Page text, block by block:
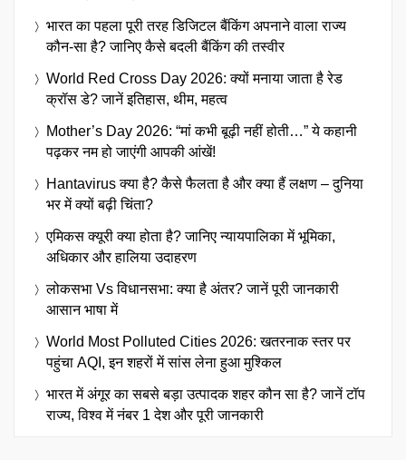
भारत का पहला पूरी तरह डिजिटल बैंकिंग अपनाने वाला राज्य
कौन-सा है? जानिए कैसे बदली बैंकिंग की तस्वीर
World Red Cross Day 2026: क्यों मनाया जाता है रेड
क्रॉस डे? जानें इतिहास, थीम, महत्व
Mother’s Day 2026: “मां कभी बूढ़ी नहीं होती…” ये कहानी
पढ़कर नम हो जाएंगी आपकी आंखें!
Hantavirus क्या है? कैसे फैलता है और क्या हैं लक्षण – दुनिया
भर में क्यों बढ़ी चिंता?
एमिकस क्यूरी क्या होता है? जानिए न्यायपालिका में भूमिका,
अधिकार और हालिया उदाहरण
लोकसभा Vs विधानसभा: क्या है अंतर? जानें पूरी जानकारी
आसान भाषा में
World Most Polluted Cities 2026: खतरनाक स्तर पर
पहुंचा AQI, इन शहरों में सांस लेना हुआ मुश्किल
भारत में अंगूर का सबसे बड़ा उत्पादक शहर कौन सा है? जानें टॉप
राज्य, विश्व में नंबर 1 देश और पूरी जानकारी